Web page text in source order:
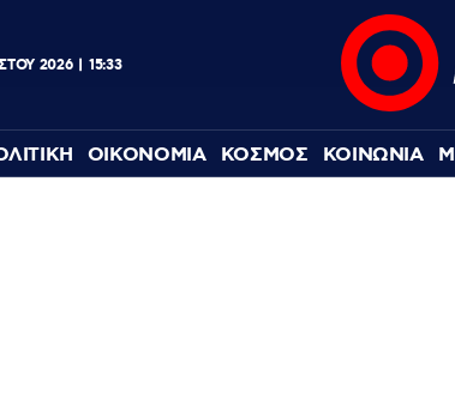
2026 15:33
ΟΙΚΟΝΟΜΙΑ ΚΟΣΜΟΣ ΚΟΙΝΩΝΙΑ